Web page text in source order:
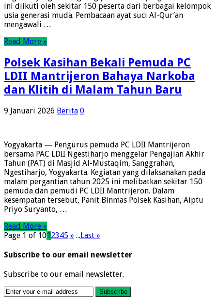
ini diikuti oleh sekitar 150 peserta dari berbagai kelompok
usia generasi muda. Pembacaan ayat suci Al-Qur’an
mengawali …
Read More »
Polsek Kasihan Bekali Pemuda PC
LDII Mantrijeron Bahaya Narkoba
dan Klitih di Malam Tahun Baru
9 Januari 2026 Berita 0
Yogyakarta — Pengurus pemuda PC LDII Mantrijeron
bersama PAC LDII Ngestiharjo menggelar Pengajian Akhir
Tahun (PAT) di Masjid Al-Mustaqim, Sanggrahan,
Ngestiharjo, Yogyakarta. Kegiatan yang dilaksanakan pada
malam pergantian tahun 2025 ini melibatkan sekitar 150
pemuda dan pemudi PC LDII Mantrijeron. Dalam
kesempatan tersebut, Panit Binmas Polsek Kasihan, Aiptu
Priyo Suryanto, …
Read More »
Page 1 of 1012345 » ...Last »
Subscribe to our email newsletter
Subscribe to our email newsletter.